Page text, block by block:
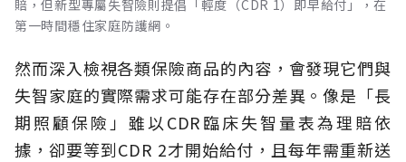
賠，但新型專屬失智險則提倡「輕度（CDR 1）即早給付」，在
第一時間穩住家庭防護網。
然而深入檢視各類保險商品的內容，會發現它們與
失智家庭的實際需求可能存在部分差異。像是「長
期照顧保險」雖以CDR臨床失智量表為理賠依
據，卻要等到CDR 2才開始給付，且每年需重新送